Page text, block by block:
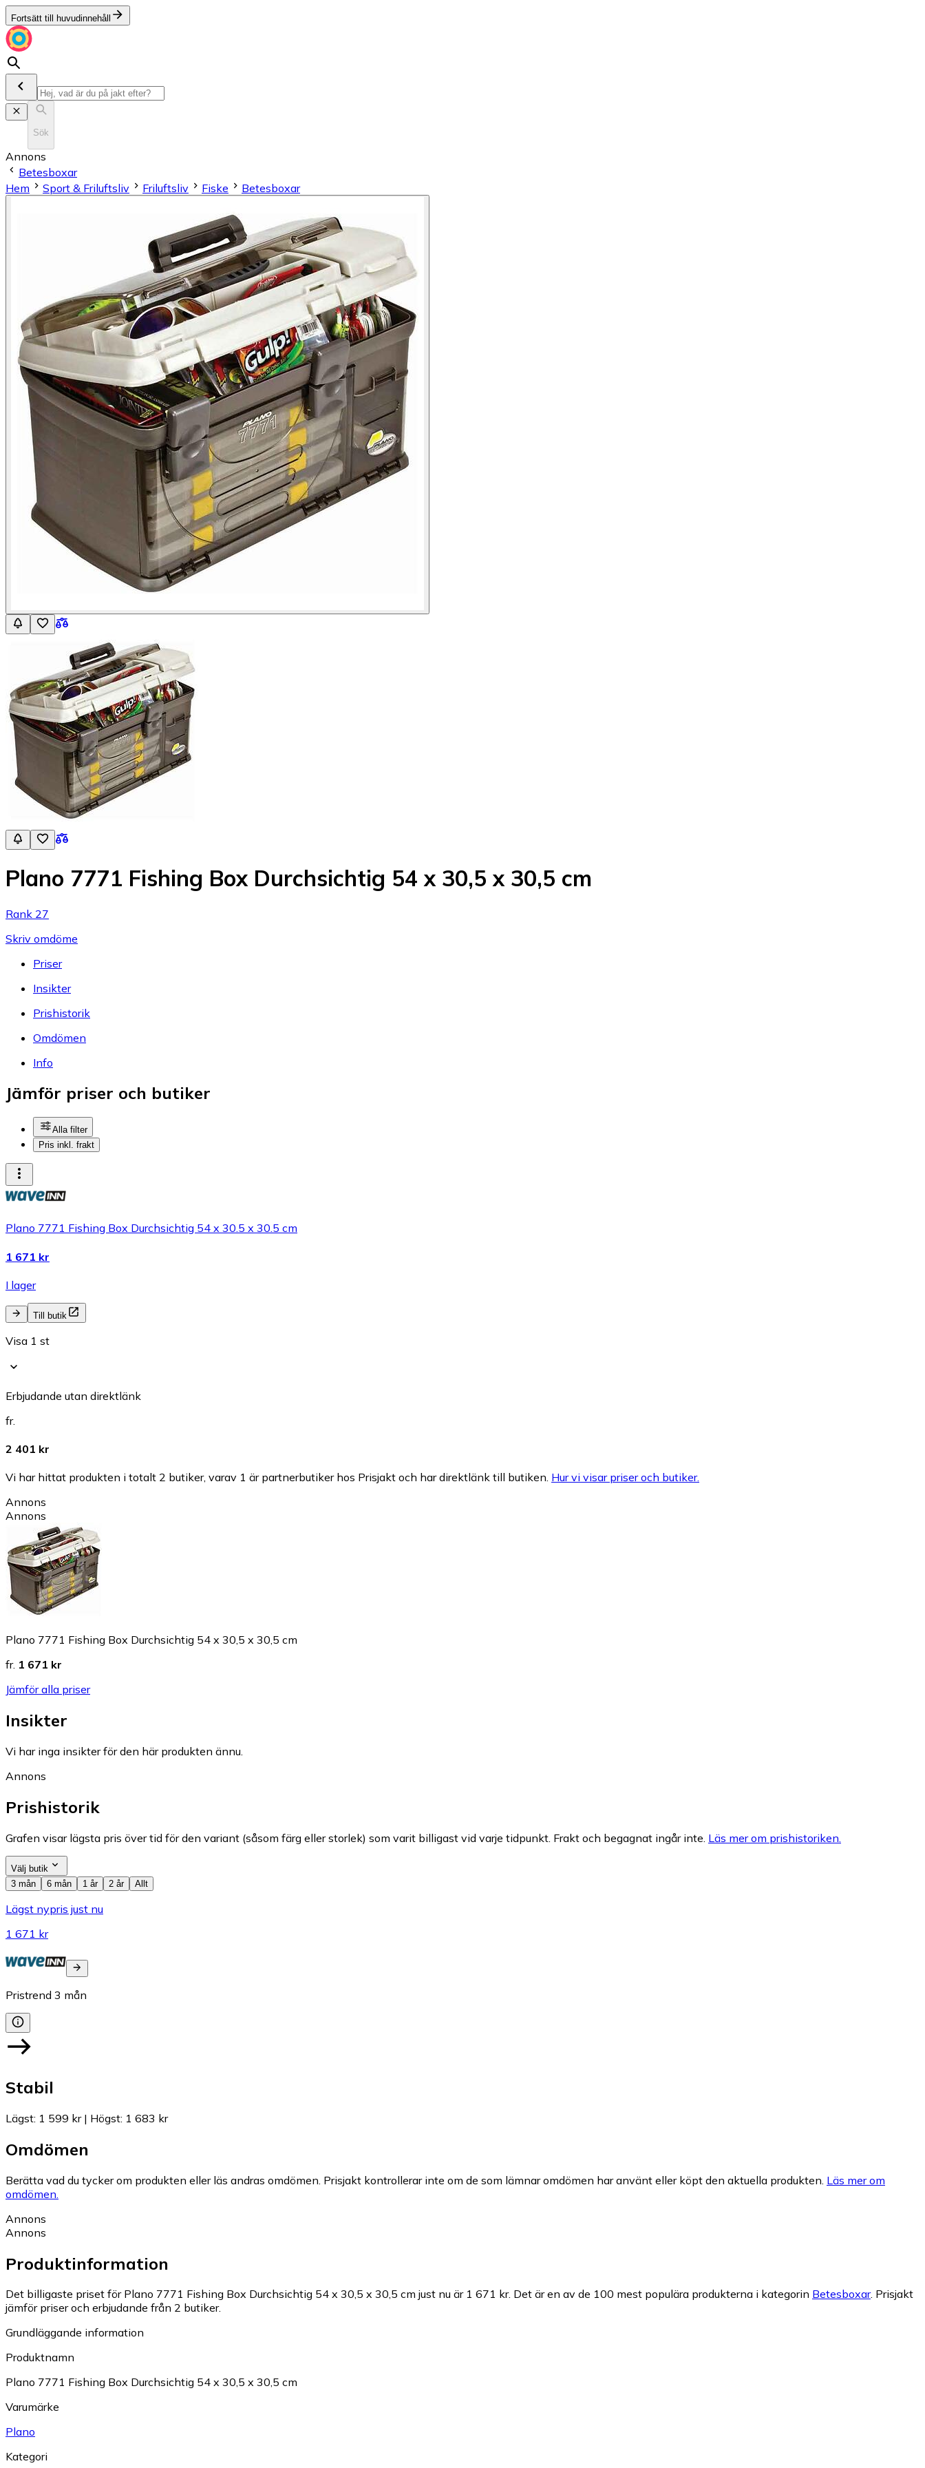
Fortsätt till huvudinnehåll
Sök
Annons
Betesboxar
Hem
Sport & Friluftsliv Friluftsliv Fiske Betesboxar
Plano 7771 Fishing Box Durchsichtig 54 x 30,5 x 30,5 cm
Rank 27
Skriv omdöme
Priser
Insikter
Prishistorik
Omdömen
Info
Jämför priser och butiker
Alla filter
Pris inkl. frakt
Plano 7771 Fishing Box Durchsichtig 54 x 30.5 x 30.5 cm
1 671 kr
I lager
Till butik
Visa 1 st
Erbjudande utan direktlänk
fr.
2 401 kr
Vi har hittat produkten i totalt 2 butiker, varav 1 är partnerbutiker hos Prisjakt och har direktlänk till butiken. Hur vi visar priser och butiker.
Annons
Annons
Plano 7771 Fishing Box Durchsichtig 54 x 30,5 x 30,5 cm
fr. 1 671 kr
Jämför alla priser
Insikter
Vi har inga insikter för den här produkten ännu.
Annons
Prishistorik
Grafen visar lägsta pris över tid för den variant (såsom färg eller storlek) som varit billigast vid varje tidpunkt. Frakt och begagnat ingår inte. Läs mer om prishistoriken.
Välj butik
3 mån
6 mån 1 år 2 år Allt
Lägst nypris just nu
1 671 kr
Pristrend 3 mån
Stabil
Lägst: 1 599 kr| Högst: 1 683 kr
Omdömen
Berätta vad du tycker om produkten eller läs andras omdömen. Prisjakt kontrollerar inte om de som lämnar omdömen har använt eller köpt den aktuella produkten. Läs mer om
omdömen.
Annons
Annons
Produktinformation
Det billigaste priset för Plano 7771 Fishing Box Durchsichtig 54 x 30,5 x 30,5 cm just nu är 1 671 kr. Det är en av de 100 mest populära produkterna i kategorin Betesboxar. Prisjakt
jämför priser och erbjudande från 2 butiker.
Grundläggande information
Produktnamn
Plano 7771 Fishing Box Durchsichtig 54 x 30,5 x 30,5 cm
Varumärke
Plano
Kategori